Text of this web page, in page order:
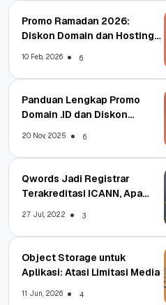
Promo Ramadan 2026:
Diskon Domain dan Hosting
10 Feb, 2026 6
Panduan Lengkap Promo
Domain .ID dan Diskon
20 Nov, 2025 6
Qwords Jadi Registrar
Terakreditasi ICANN, Apa
27 Jul, 2022 3
Object Storage untuk
Aplikasi: Atasi Limitasi Media
11 Jun, 2026 4